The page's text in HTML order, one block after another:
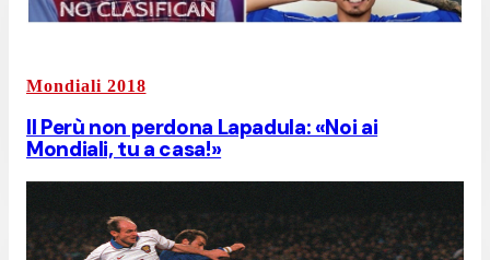
Mondiali 2018
Il Perù non perdona Lapadula: «Noi ai
Mondiali, tu a casa!»